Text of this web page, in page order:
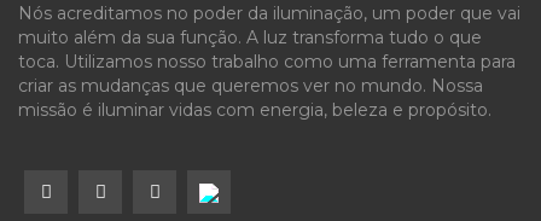
Nós acreditamos no poder da iluminação, um poder que vai
muito além da sua função. A luz transforma tudo o que
toca. Utilizamos nosso trabalho como uma ferramenta para
criar as mudanças que queremos ver no mundo. Nossa
missão é iluminar vidas com energia, beleza e propósito.